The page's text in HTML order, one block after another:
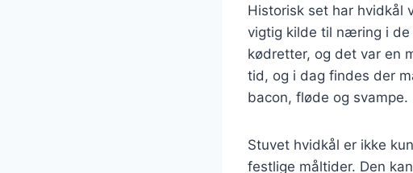
Historisk set har hvidkål
vigtig kilde til næring i de
kødretter, og det var en
tid, og i dag findes der
bacon, fløde og svampe.
Stuvet hvidkål er ikke
festlige måltider. Den